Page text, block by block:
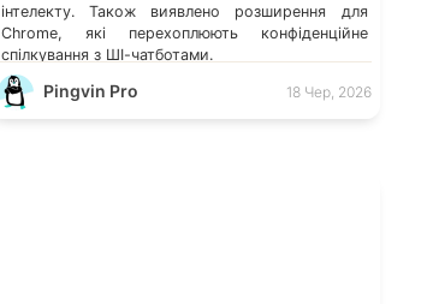
інтелекту. Також виявлено розширення для
Chrome, які перехоплюють конфіденційне
спілкування з ШІ-чатботами.
Pingvin Pro 18 Чер, 2026